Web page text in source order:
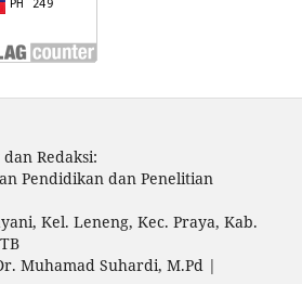
Redaksi:
Pendidikan dan Penelitian
Kel. Leneng, Kec. Praya, Kab.
Muhamad Suhardi, M.Pd |